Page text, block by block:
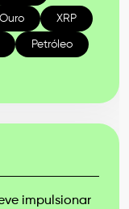
Ouro XRP
Petróleo
impulsionar